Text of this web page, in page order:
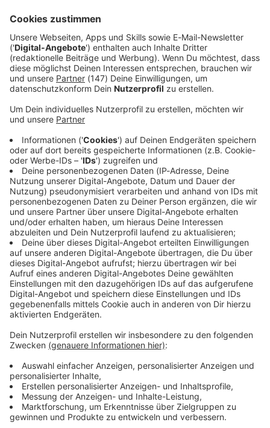
Immer auf dem Laufenden
bleiben!
Verpass' nichts mehr - mit unserem kostenlosen
ANTENNE BAYERN Newsletter. Ob Nachrichten,
Lifestyle oder unsere neuesten Aktionen - wir
informieren dich.
Zum Newsletter anmelden